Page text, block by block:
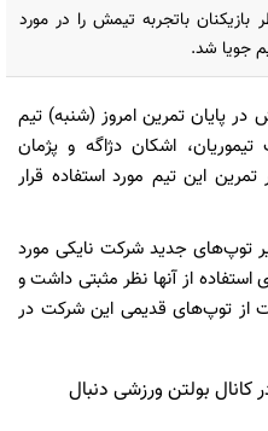
باتجربه تیمش را در مورد
جویا شد.
پایان تمرین امروز (شنبه) تیم
اشکان دژاگه و پژمان
این تیم مورد استفاده قرار
توپ‌های جدید شرکت نایکی مورد
استفاده از آنها نظر مثبتی داشت و
از توپ‌های قدیمی این شرکت در
بولتن ورزشی دنبال